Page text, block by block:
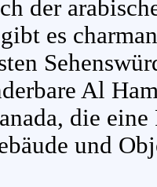
der
es
Al
die
und